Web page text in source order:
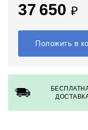
37 650 ₽
Положить в